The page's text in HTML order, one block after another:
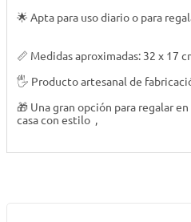
🌟 Apta para uso diario o para
📏 Medidas aproximadas: 32 x 17
🖐️ Producto artesanal de
🎁 Una gran opción para regalar
casa con estilo ,